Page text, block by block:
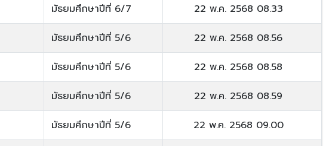
มัธยมศึกษาปีที่ 6/7 22 พ.ค. 2568 08.33
มัธยมศึกษาปีที่ 5/6 22 พ.ค. 2568 08.56
มัธยมศึกษาปีที่ 5/6 22 พ.ค. 2568 08.58
มัธยมศึกษาปีที่ 5/6 22 พ.ค. 2568 08.59
มัธยมศึกษาปีที่ 5/6 22 พ.ค. 2568 09.00